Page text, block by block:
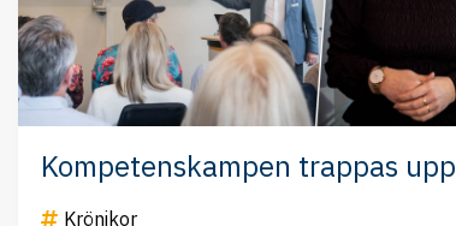
Kompetenskampen trappas upp
Krönikor